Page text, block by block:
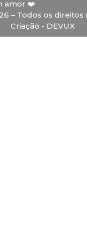
amor ❤️
– Todos os direitos
Criação - DEVUX